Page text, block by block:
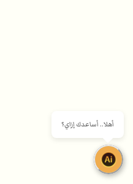
أهلا.. أساعدك إزاي؟